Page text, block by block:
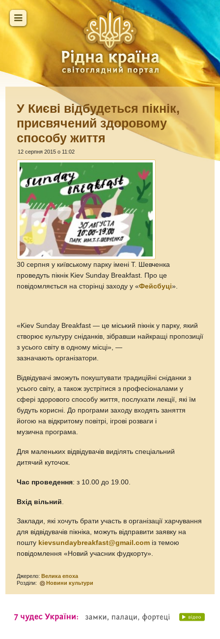
У Києві відбудеться пікнік,
присвячений здоровому
способу життя
12 серпня 2015 о 11:02
30 серпня у київському парку імені Т. Шевченка
проведуть пікнік Kiev Sunday Breakfast. Про це
повідомляється на сторінці заходу у «Фейсбуці».
«Kiev Sunday Breakfast — це міський пікнік у парку, який
створює культуру сніданків, зібравши найкращі пропозиції
з усього світу в одному місці», —
зазначають організатори.
Відвідувачі зможуть покуштувати традиційні сніданки з
усього світу, а також зустрітися з професіоналами у
сфері здорового способу життя, послухати лекції, які їм
будуть корисні. До програми заходу входять заняття
йогою на відкритому повітрі, ігрові розваги і
музична програма.
Для маленьких відвідувачів виділять спеціальний
дитячий куточок.
Час проведення: з 10.00 до 19.00.
Вхід вільний
Заклади, які хочуть брати участь в організації харчування
для відвідувачів пікніка, можуть відправити заявку на
пошту kievsundaybreakfast@gmail.com із темою
повідомлення «Новий учасник фудкорту».
Джерело: Велика епоха
Розділи:
Новини культури